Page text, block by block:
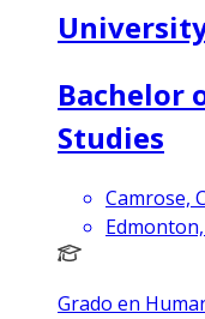
Bachelor
Studies
Camrose,
Grado en